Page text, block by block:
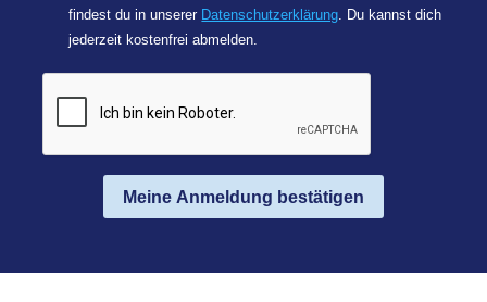
findest du in unserer Datenschutzerklärung. Du kannst dich
jederzeit kostenfrei abmelden.
Meine Anmeldung bestätigen